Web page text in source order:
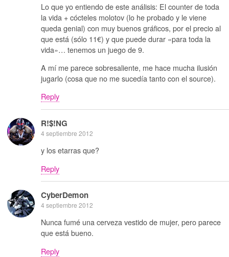
Lo que yo entiendo de este análisis: El counter de toda
la vida + cócteles molotov (lo he probado y le viene
queda genial) con muy buenos gráficos, por el precio al
que está (sólo 11€) y que puede durar «para toda la
vida»… tenemos un juego de 9.
A mí me parece sobresaliente, me hace mucha ilusión
jugarlo (cosa que no me sucedía tanto con el source).
Reply
R!$!NG
4 septiembre 2012
y los etarras que?
Reply
CyberDemon
4 septiembre 2012
Nunca fumé una cerveza vestido de mujer, pero parece
que está bueno.
Reply